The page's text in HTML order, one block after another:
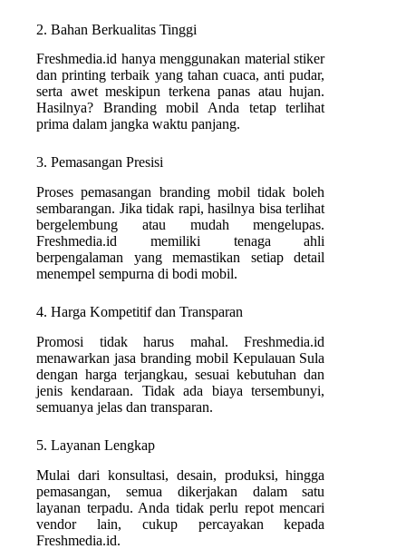
2. Bahan Berkualitas Tinggi
Freshmedia.id hanya menggunakan material stiker
dan printing terbaik yang tahan cuaca, anti pudar,
serta awet meskipun terkena panas atau hujan.
Hasilnya? Branding mobil Anda tetap terlihat
prima dalam jangka waktu panjang.
3. Pemasangan Presisi
Proses pemasangan branding mobil tidak boleh
sembarangan. Jika tidak rapi, hasilnya bisa terlihat
bergelembung atau mudah mengelupas.
Freshmedia.id memiliki tenaga ahli
berpengalaman yang memastikan setiap detail
menempel sempurna di bodi mobil.
4. Harga Kompetitif dan Transparan
Promosi tidak harus mahal. Freshmedia.id
menawarkan jasa branding mobil Kepulauan Sula
dengan harga terjangkau, sesuai kebutuhan dan
jenis kendaraan. Tidak ada biaya tersembunyi,
semuanya jelas dan transparan.
5. Layanan Lengkap
Mulai dari konsultasi, desain, produksi, hingga
pemasangan, semua dikerjakan dalam satu
layanan terpadu. Anda tidak perlu repot mencari
vendor lain, cukup percayakan kepada
Freshmedia.id.